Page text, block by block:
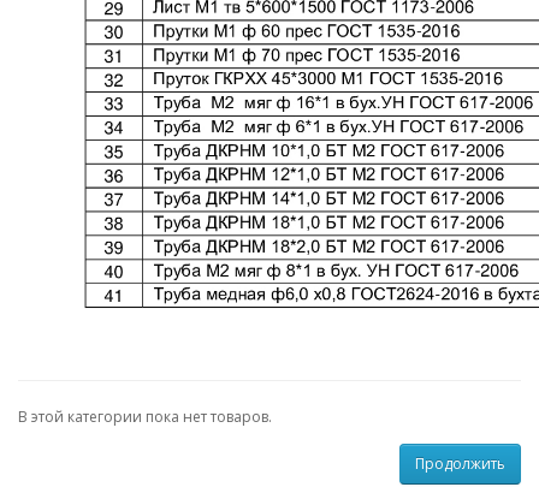
В этой категории пока нет товаров.
Продолжить